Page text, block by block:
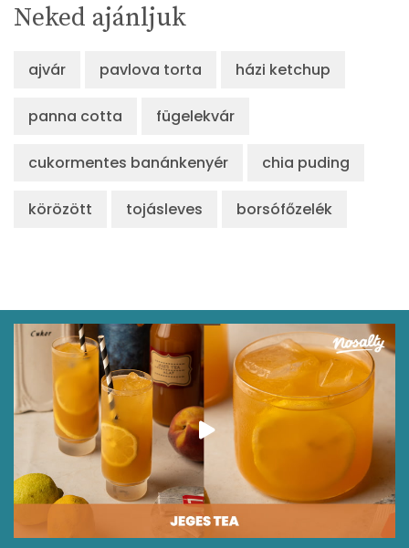
Neked ajánljuk
ajvár pavlova torta házi ketchup
panna cotta fügelekvár
cukormentes banánkenyér chia puding
körözött tojásleves borsófőzelék